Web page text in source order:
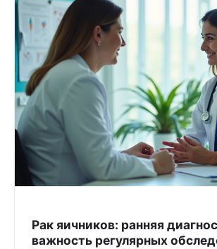
Рак яичников: ранняя
важность регулярных